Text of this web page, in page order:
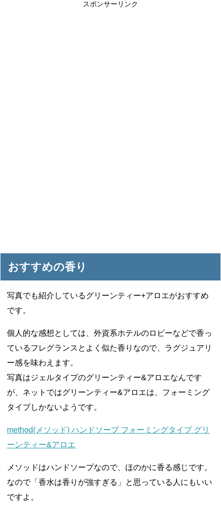
スポンサーリンク
おすすめの香り
写真でも紹介しているグリーンティー+アロエがおすすめ
です。
個人的な感想としては、外資系ホテルのロビーなどで香っ
ているフレグランスとよく似た香りなので、ラグジュアリ
ー感を味わえます。
写真はジェルタイプのグリーンティー&アロエなんです
が、ネットではグリーンティー&アロエは、フォーミング
タイプしかないようです。
method(メソッド) ハンドソープ フォーミングタイプ グリ
ーンティー&アロエ
メソッドはハンドソープなので、ほのかに香る感じです。
なので「香水は香りが強すぎる」と思っている人にもいい
ですよ。